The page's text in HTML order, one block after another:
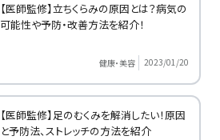
【医師監修】立ちくらみの原因とは？病気の
可能性や予防・改善方法を紹介！
健康・美容 2023/01/20
【医師監修】足のむくみを解消したい！原因
と予防法、ストレッチの方法を紹介